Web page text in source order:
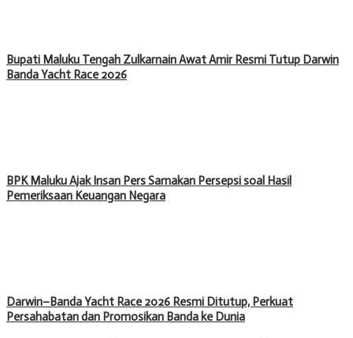
Bupati Maluku Tengah Zulkarnain Awat Amir Resmi Tutup Darwin
Banda Yacht Race 2026
BPK Maluku Ajak Insan Pers Samakan Persepsi soal Hasil
Pemeriksaan Keuangan Negara
Darwin–Banda Yacht Race 2026 Resmi Ditutup, Perkuat
Persahabatan dan Promosikan Banda ke Dunia